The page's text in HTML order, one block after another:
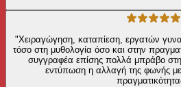
"Χειραγώγηση, καταπίεση, εργατών
τόσο στη μυθολογία όσο και στην
συγγραφέα επίσης πολλά μπράβο
εντύπωση η αλλαγή της φωνής